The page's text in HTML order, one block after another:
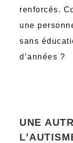
renforcés.
une
sans
d’années ?
UNE